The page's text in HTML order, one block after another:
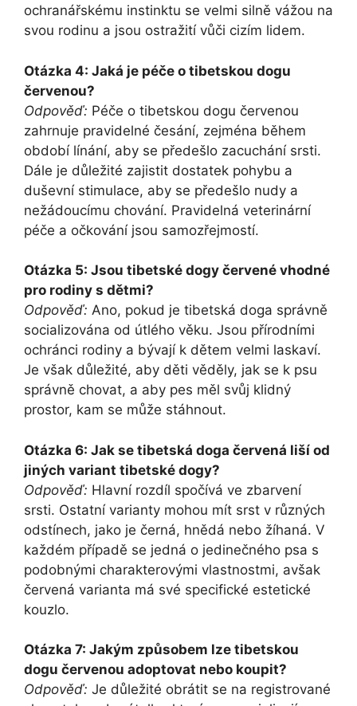
ochranářskému instinktu se velmi silně vážou na
svou rodinu a jsou ostražití vůči cizím lidem.
Otázka 4: Jaká je péče o tibetskou dogu
červenou?
Odpověď: Péče o tibetskou dogu červenou
zahrnuje pravidelné česání, zejména během
období línání, aby se předešlo zacuchání srsti.
Dále je důležité zajistit dostatek pohybu a
duševní stimulace, aby se předešlo nudy a
nežádoucímu chování. Pravidelná veterinární
péče a očkování jsou samozřejmostí.
Otázka 5: Jsou tibetské dogy červené vhodné
pro rodiny s dětmi?
Odpověď: Ano, pokud je tibetská doga správně
socializována od útlého věku. Jsou přírodními
ochránci rodiny a bývají k dětem velmi laskaví.
Je však důležité, aby děti věděly, jak se k psu
správně chovat, a aby pes měl svůj klidný
prostor, kam se může stáhnout.
Otázka 6: Jak se tibetská doga červená liší od
jiných variant tibetské dogy?
Odpověď: Hlavní rozdíl spočívá ve zbarvení
srsti. Ostatní varianty mohou mít srst v různých
odstínech, jako je černá, hnědá nebo žíhaná. V
každém případě se jedná o jedinečného psa s
podobnými charakterovými vlastnostmi, avšak
červená varianta má své specifické estetické
kouzlo.
Otázka 7: Jakým způsobem lze tibetskou
dogu červenou adoptovat nebo koupit?
Odpověď: Je důležité obrátit se na registrované